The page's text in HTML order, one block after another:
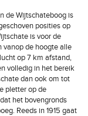
de Wijtschateboog is
posities op
is voor de
vanop de hoogte alle
op 7 km afstand,
volledig in het bereik
dan ook om tot
pletter op de
het bovengronds
Reeds in 1915 gaat